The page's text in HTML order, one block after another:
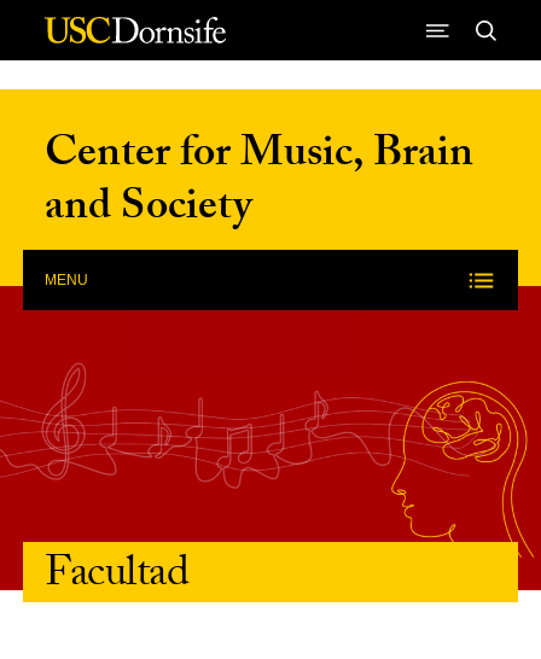
Skip to Content
Center for Music, Brain
and Society
MENU
Facultad